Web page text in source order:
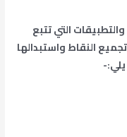
التي تتبع
النقاط واستبدالها